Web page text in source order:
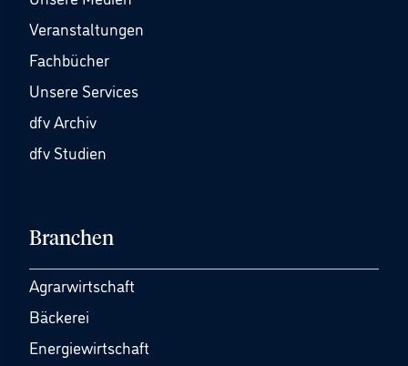
Veranstaltungen
Fachbücher
Unsere Services
dfv Archiv
dfv Studien
Branchen
Agrarwirtschaft
Bäckerei
Energiewirtschaft